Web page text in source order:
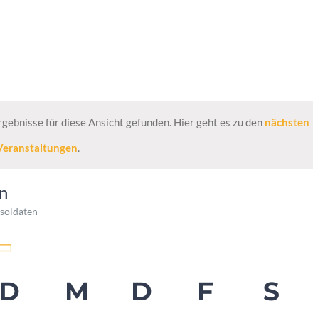
für diese Ansicht gefunden. Hier geht es zu den nächsten
.
D M D F S